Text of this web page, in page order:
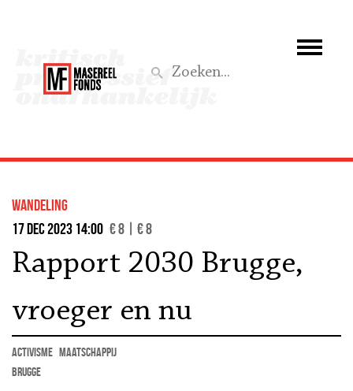
Wat we doen
Steun ons
Aktief
wandeling
17 dec 2023 14:00 € 8 | € 8
Rapport 2030 Brugge,
vroeger en nu
activisme maatschappij
Brugge